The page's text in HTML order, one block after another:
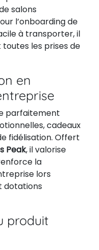
salons
l’onboarding de
à transporter, il
les prises de
en
parfaitement
cadeaux
fidélisation. Offert
Peak, il valorise
la
lors
dotations
produit